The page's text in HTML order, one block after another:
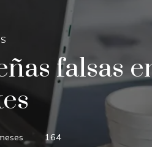
falsas
164